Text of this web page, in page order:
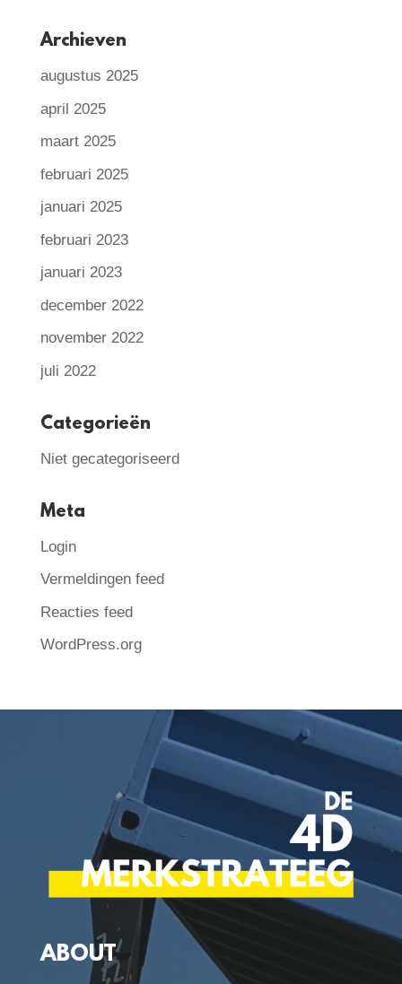
Archieven
augustus 2025
april 2025
maart 2025
februari 2025
januari 2025
februari 2023
januari 2023
december 2022
november 2022
juli 2022
Categorieën
Niet gecategoriseerd
Meta
Login
Vermeldingen feed
Reacties feed
WordPress.org
ABOUT